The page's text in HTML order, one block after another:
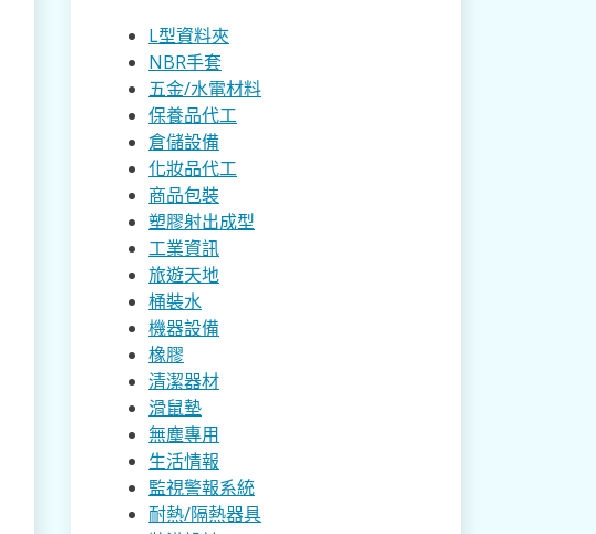
L型資料夾
NBR手套
五金/水電材料
保養品代工
倉儲設備
化妝品代工
商品包裝
塑膠射出成型
工業資訊
旅遊天地
桶裝水
機器設備
橡膠
清潔器材
滑鼠墊
無塵專用
生活情報
監視警報系統
耐熱/隔熱器具